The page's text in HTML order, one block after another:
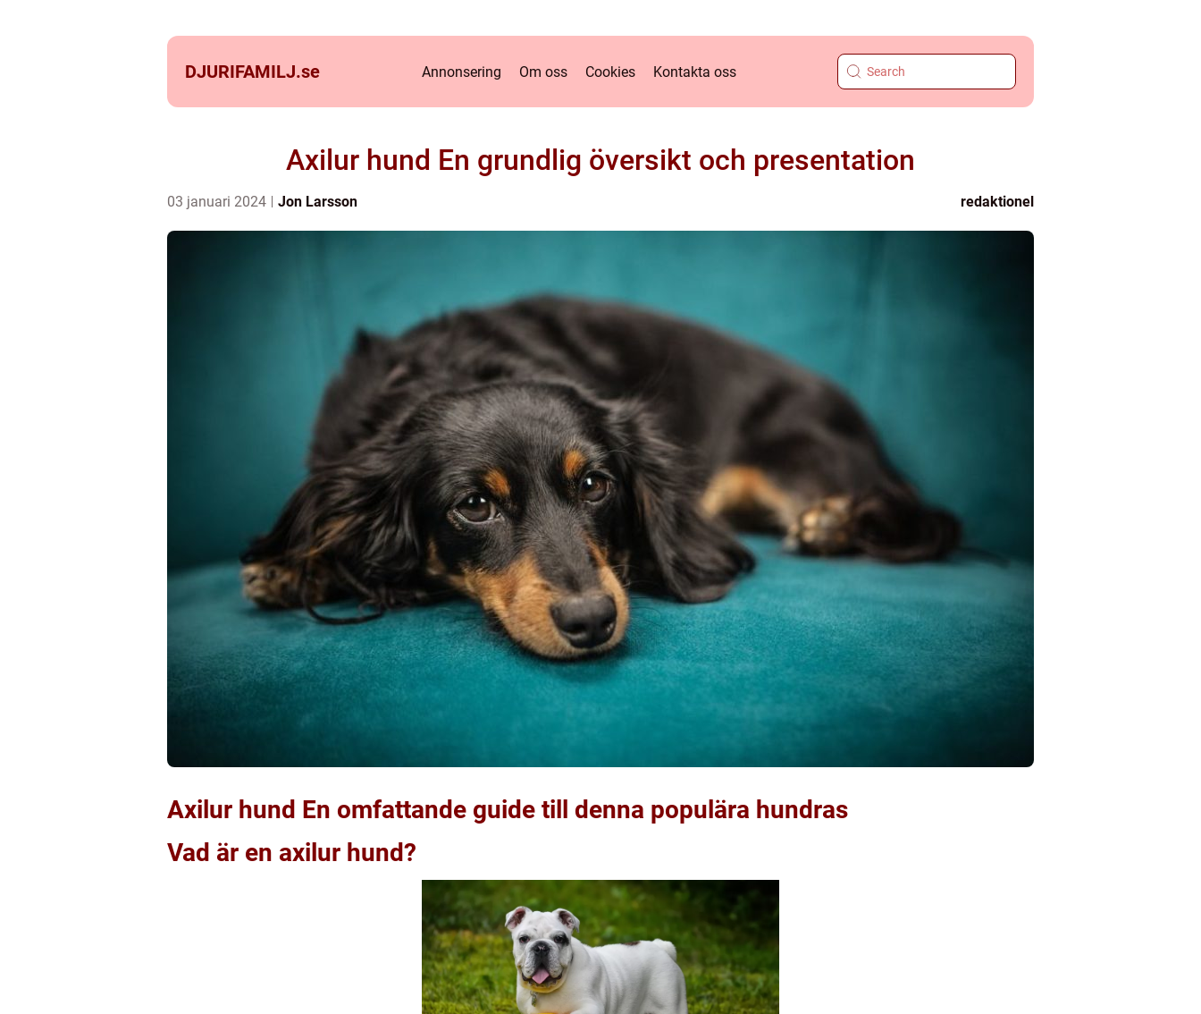
DJURIFAMILJ.se Annonsering Om oss Cookies Kontakta oss
Axilur hund En grundlig översikt och presentation
03 januari 2024 Jon Larsson redaktionel
Axilur hund En omfattande guide till denna populära hundras
Vad är en axilur hund?